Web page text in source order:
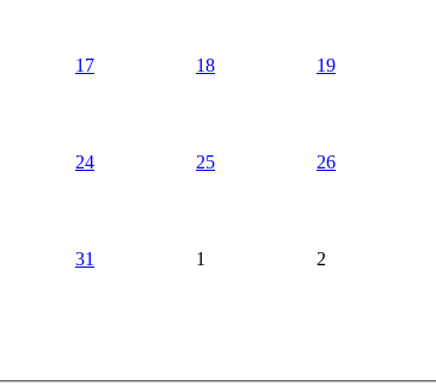
17 18 19
24 25 26
31 1 2